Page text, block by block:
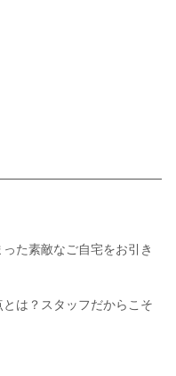
た素敵なご自宅をお引き
は？スタッフだからこそ